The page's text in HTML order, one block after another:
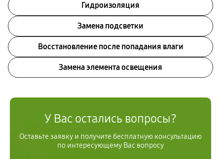
Гидроизоляция
Замена подсветки
Восстановление после попадания влаги
Замена элемента освещения
У Вас остались вопросы?
Оставьте заявку и получите бесплатную консультацию
по интересующему Вас вопросу